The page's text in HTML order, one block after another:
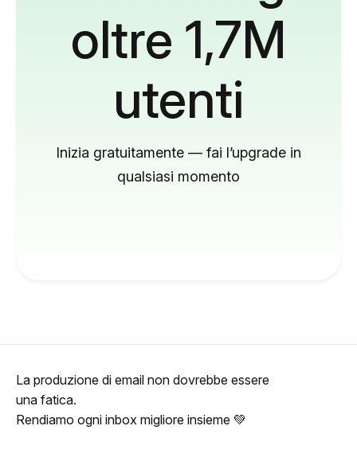
oltre 1,7M
utenti
Inizia gratuitamente — fai l’upgrade in
qualsiasi momento
La produzione di email non dovrebbe essere
una fatica.
Rendiamo ogni inbox migliore insieme 💚